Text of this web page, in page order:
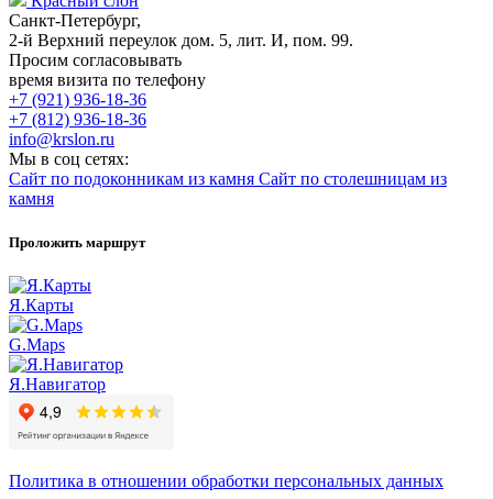
Санкт-Петербург,
2-й Верхний переулок дом. 5, лит. И, пом. 99.
Просим согласовывать
время визита по телефону
+7 (921) 936-18-36
+7 (812) 936-18-36
info@krslon.ru
Мы в соц сетях:
Сайт по подоконникам из камня Сайт по столешницам из
камня
Проложить маршрут
Я.Карты
G.Maps
Я.Навигатор
Политика в отношении обработки персональных данных